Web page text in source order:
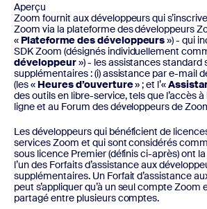
Aperçu
Zoom fournit aux développeurs qui
Zoom via la plateforme des développeurs
« Plateforme des développeurs») - qui
SDK Zoom (désignés individuellement
développeur») - les assistances standard
supplémentaires : (i) assistance par e-mail
(les « Heures d’ouverture» ; et l’«
des outils en libre-service, tels que l’accès
ligne et au Forum des développeurs de
Les développeurs qui bénéficient de
services Zoom et qui sont considérés
sous licence Premier (définis ci-après) ont
l’un des Forfaits d’assistance aux
supplémentaires. Un Forfait d’assistance
peut s’appliquer qu’à un seul compte Zoom
partagé entre plusieurs comptes.